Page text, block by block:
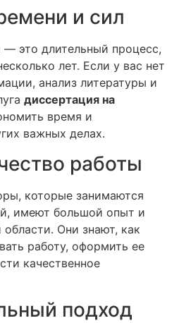
и сил
это длительный процесс,
лет. Если у вас нет
анализ литературы и
диссертация на
время и
важных делах.
работы
которые занимаются
имеют большой опыт и
области. Они знают, как
работу, оформить ее
качественное
подход